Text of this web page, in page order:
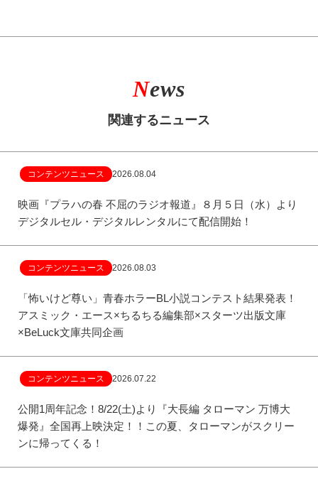
News
関連するニュース
コンテンツニュース 2026.08.04
映画『プラハの春 不屈のラジオ報道』８月５日（水）より
デジタルセル・デジタルレンタルにて配信開始！
コンテンツニュース 2026.08.03
「怖いけど尊い」青春ホラーBL小説コンテスト結果発表！
アスミック・エース×ちるちる編集部×スターツ出版文庫
×BeLuck文庫共同企画
コンテンツニュース 2026.07.22
公開1周年記念！8/22(土)より『大長編 タローマン 万博大
爆発』全国再上映決定！！この夏、タローマンがスクリー
ンに帰ってくる！